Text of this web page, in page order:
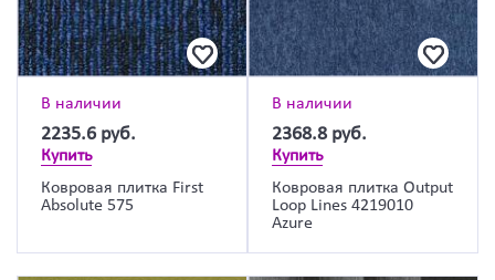
В наличии
2235.6 руб.
Купить
Ковровая плитка First
Absolute 575
В наличии
2368.8 руб.
Купить
Ковровая плитка Output
Loop Lines 4219010
Azure